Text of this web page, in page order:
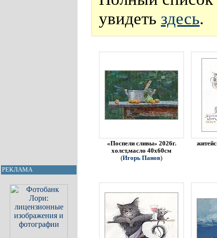
РЕКЛАМА
увидеть здесь.
«Поспели сливы» 2026г.
холст,масло 40х60см
(Игорь Панов)